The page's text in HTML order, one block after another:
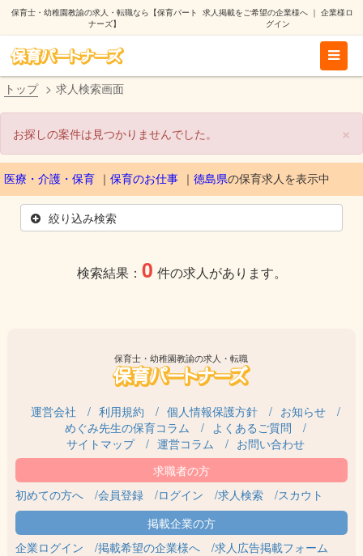
保育士・幼稚園教諭の求人・転職なら【保育パート
ナーズ】
求人掲載をご希望の企業様へ｜ 企業様ロ
グイン
トップ 求人検索画面
×
お探しの案件は見つかりませんでした。
医療・介護・保育 保育のお仕事 徳島県の保育求人を表示中
絞り込み検索
検索結果： 0 件の求人があります。
保育士・幼稚園教諭の求人・転職
運営会社 利用規約 個人情報保護方針
お知らせ
めぐみ先生の保育コラム
よくあるご質問
サイトマップ
運営コラム お問い合わせ
初めての方へ 会員登録 ログイン 求人検索 スカウト
企業ログイン 掲載希望の企業様へ 求人広告掲載フォーム